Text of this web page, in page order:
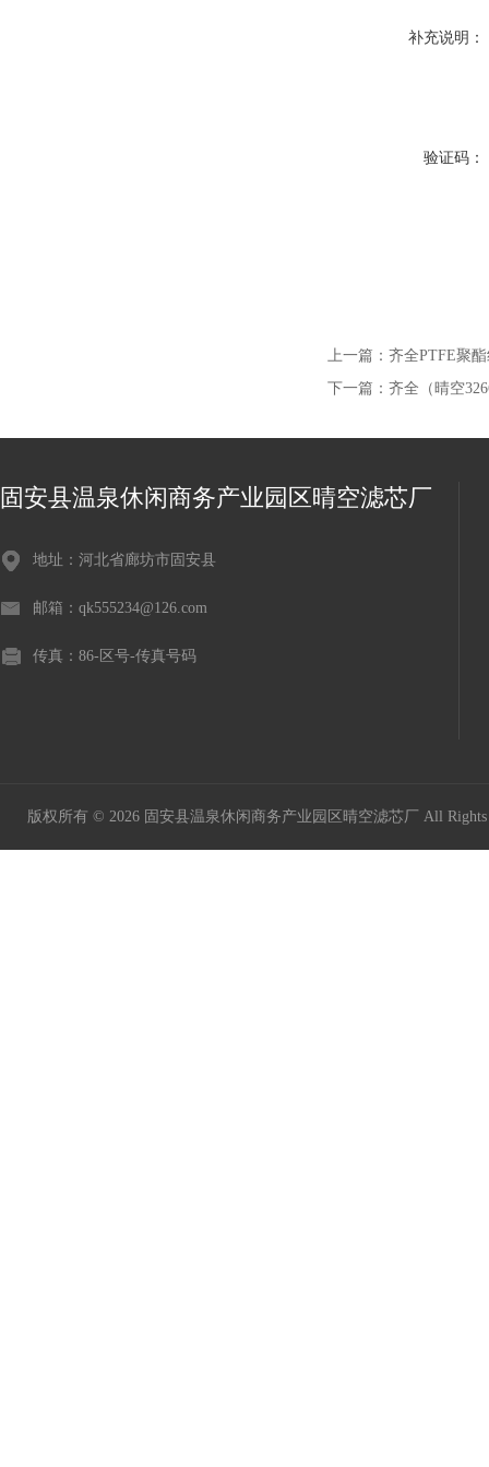
补充说明：
验证码：
上一篇： 齐全PTFE聚
下一篇： 齐全（晴空
固安县温泉休闲商务产业园区晴空滤芯厂
地址：河北省廊坊市固安县
邮箱：qk555234@126.com
传真：86-区号-传真号码
版权所有 © 2026 固安县温泉休闲商务产业园区晴空滤芯厂 All